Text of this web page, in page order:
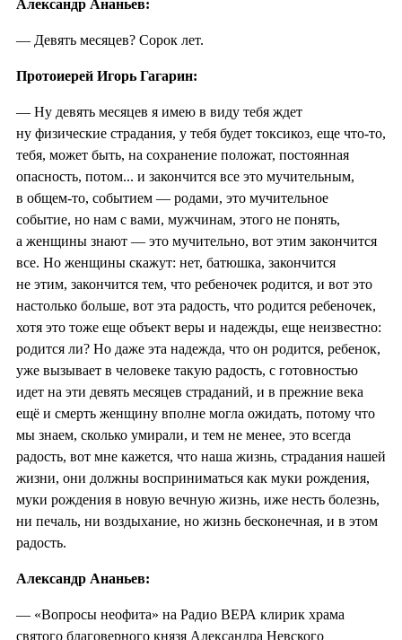
Александр Ананьев:
— Девять месяцев? Сорок лет.
Протоиерей Игорь Гагарин:
— Ну девять месяцев я имею в виду тебя ждет
ну физические страдания, у тебя будет токсикоз, еще что-то,
тебя, может быть, на сохранение положат, постоянная
опасность, потом... и закончится все это мучительным,
в общем-то, событием — родами, это мучительное
событие, но нам с вами, мужчинам, этого не понять,
а женщины знают — это мучительно, вот этим закончится
все. Но женщины скажут: нет, батюшка, закончится
не этим, закончится тем, что ребеночек родится, и вот это
настолько больше, вот эта радость, что родится ребеночек,
хотя это тоже еще объект веры и надежды, еще неизвестно:
родится ли? Но даже эта надежда, что он родится, ребенок,
уже вызывает в человеке такую радость, с готовностью
идет на эти девять месяцев страданий, и в прежние века
ещё и смерть женщину вполне могла ожидать, потому что
мы знаем, сколько умирали, и тем не менее, это всегда
радость, вот мне кажется, что наша жизнь, страдания нашей
жизни, они должны восприниматься как муки рождения,
муки рождения в новую вечную жизнь, иже несть болезнь,
ни печаль, ни воздыхание, но жизнь бесконечная, и в этом
радость.
Александр Ананьев:
— «Вопросы неофита» на Радио ВЕРА клирик храма
святого благоверного князя Александра Невского